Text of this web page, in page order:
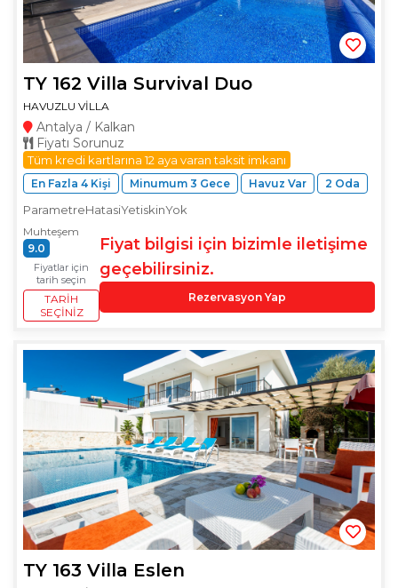
TY 162 Villa Survival Duo
HAVUZLU VİLLA
Antalya / Kalkan
Fiyatı Sorunuz
Tüm kredi kartlarına 12 aya varan taksit imkanı
En Fazla 4 Kişi Minumum 3 Gece Havuz Var 2 Oda
ParametreHatasiYetiskinYok
Muhteşem
9.0
Fiyatlar için
tarih seçin
TARIH
SEÇINIZ
Fiyat bilgisi için bizimle iletişime
geçebilirsiniz.
Rezervasyon Yap
TY 163 Villa Eslen